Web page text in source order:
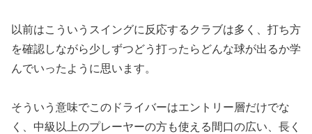
以前はこういうスイングに反応するクラブは多く、打ち方
を確認しながら少しずつどう打ったらどんな球が出るか学
んでいったように思います。
そういう意味でこのドライバーはエントリー層だけでな
く、中級以上のプレーヤーの方も使える間口の広い、長く